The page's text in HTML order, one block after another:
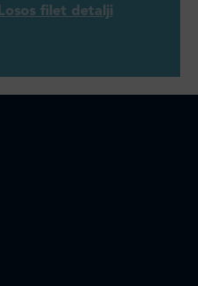
Losos filet detalji